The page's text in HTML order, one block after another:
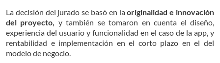
La decisión del jurado se basó en laoriginalidad e innovación
del proyecto, y también se tomaron en cuenta el diseño,
experiencia del usuario y funcionalidad en el caso de la app, y
rentabilidad e implementación en el corto plazo en el del
modelo de negocio.